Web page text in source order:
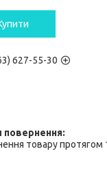
627-55-30
товару протягом